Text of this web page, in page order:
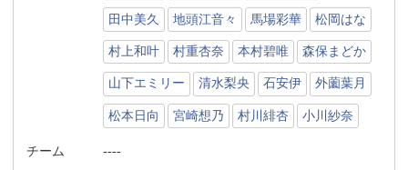
田中美久 地頭江音々 馬場彩華 松岡はな
村上和叶 村重杏奈 本村碧唯 森保まどか
山下エミリー 清水梨央 石安伊 外薗葉月
松本日向 宮崎想乃 村川緋杏 小川紗奈
チーム ----